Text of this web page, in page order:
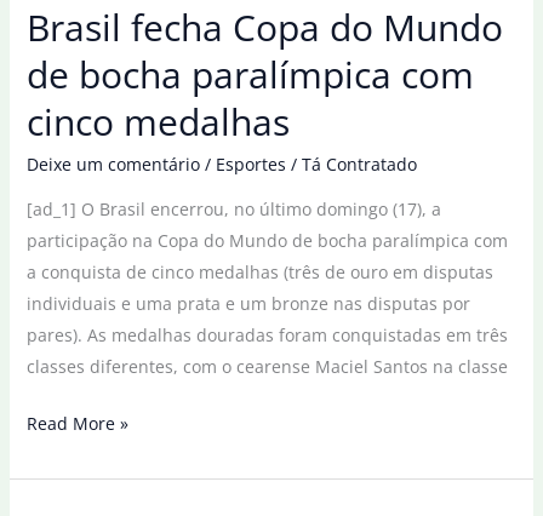
Hungria
cinco
pódios
Brasil fecha Copa do Mundo
de bocha paralímpica com
cinco medalhas
Deixe um comentário / Esportes / Tá Contratado
[ad_1] O Brasil encerrou, no último domingo (17), a
participação na Copa do Mundo de bocha paralímpica com
a conquista de cinco medalhas (três de ouro em disputas
individuais e uma prata e um bronze nas disputas por
pares). As medalhas douradas foram conquistadas em três
classes diferentes, com o cearense Maciel Santos na classe
Brasil
Copa
Read More »